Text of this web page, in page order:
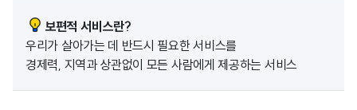
보편적 서비스란?
우리가 살아가는 데 반드시 필요한 서비스를
경제력, 지역과 상관없이 모든 사람에게 제공하는 서비스